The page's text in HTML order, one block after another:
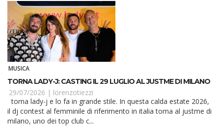
MUSICA
TORNA LADY-J: CASTING IL 29 LUGLIO AL JUSTME DI MILANO
29/07/2026 | lorenzotiezzi
torna lady-j e lo fa in grande stile. In questa calda estate 2026,
il dj contest al femminile di riferimento in italia torna al justme di
milano, uno dei top club c...